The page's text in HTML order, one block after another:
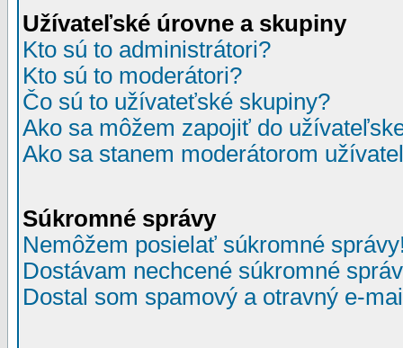
Užívateľské úrovne a skupiny
Kto sú to administrátori?
Kto sú to moderátori?
Čo sú to užívateťské skupiny?
Ako sa môžem zapojiť do
Ako sa stanem moderátorom
Súkromné správy
Nemôžem posielať súkromné
Dostávam nechcené súkromné
Dostal som spamový a otravný e-